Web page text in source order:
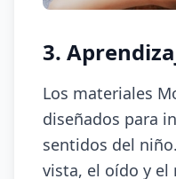
3.
Los materiales
diseñados para
sentidos del
vista, el oído y